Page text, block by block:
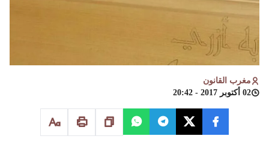
مغرب القانون
02 أكتوبر 2017 - 20:42